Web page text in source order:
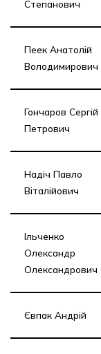
Степанович
Пеек Анатолій
Володимирович
Гончаров Сергій
Петрович
Надіч Павло
Віталійович
Ільченко
Олександр
Олександрович
Євпак Андрій